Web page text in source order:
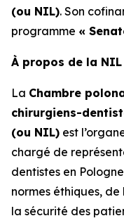
(ou NIL). Son
programme «
À propos de la NIL
La Chambre
chirurgiens-
(ou NIL) est
chargé de
dentistes en
normes éthiques,
la sécurité des